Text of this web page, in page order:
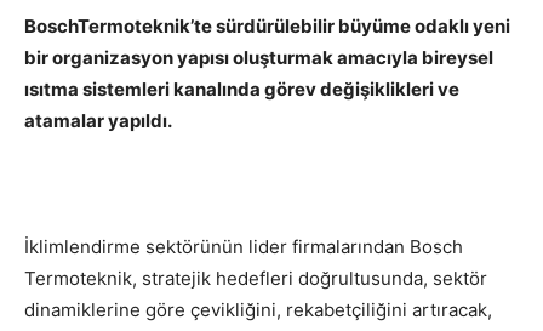
BoschTermoteknik’te sürdürülebilir büyüme odaklı yeni
bir organizasyon yapısı oluşturmak amacıyla bireysel
ısıtma sistemleri kanalında görev değişiklikleri ve
atamalar yapıldı.
İklimlendirme sektörünün lider firmalarından Bosch
Termoteknik, stratejik hedefleri doğrultusunda, sektör
dinamiklerine göre çevikliğini, rekabetçiliğini artıracak,